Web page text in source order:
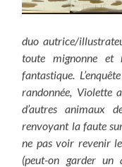
duo autrice/
toute mignonne
fantastique.
randonnée, Violette
d’autres animaux
renvoyant la faute
ne pas voir revenir
(peut-on garder un